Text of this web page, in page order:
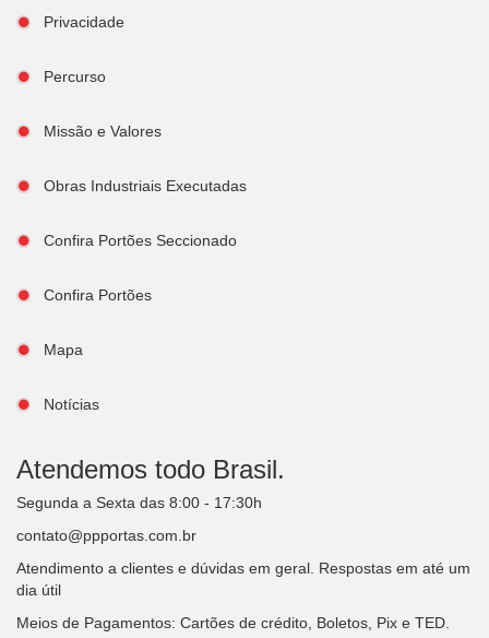
Privacidade
Percurso
Missão e Valores
Obras Industriais Executadas
Confira Portões Seccionado
Confira Portões
Mapa
Notícias
Atendemos todo Brasil.
Segunda a Sexta das 8:00 - 17:30h
contato@ppportas.com.br
Atendimento a clientes e dúvidas em geral. Respostas em até um
dia útil
Meios de Pagamentos: Cartões de crédito, Boletos, Pix e TED.